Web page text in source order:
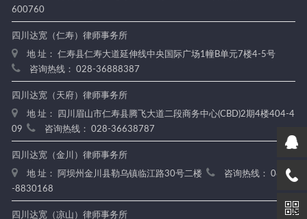
600760
四川达宽（仁寿）律师事务所
地 址： 仁寿县仁寿大道延伸线中央国际广场1幢B单元7楼4-5号
咨询热线： 028-36888387
四川达宽（天府）律师事务所
地 址： 四川眉山市仁寿县腾飞大道二段商务中心(CBD)2期4楼404-4
09
咨询热线： 028-36638787
四川达宽（金川）律师事务所
地 址： 阿坝州金川县勒乌镇临江路30号二楼
咨询热线： 0837
-8830168
四川达宽（凉山）律师事务所